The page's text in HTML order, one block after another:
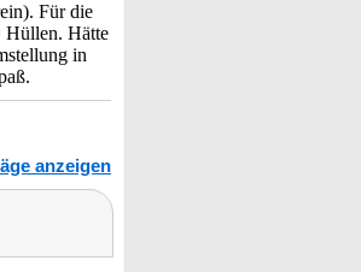
Für die
Hüllen. Hätte
in
anzeigen